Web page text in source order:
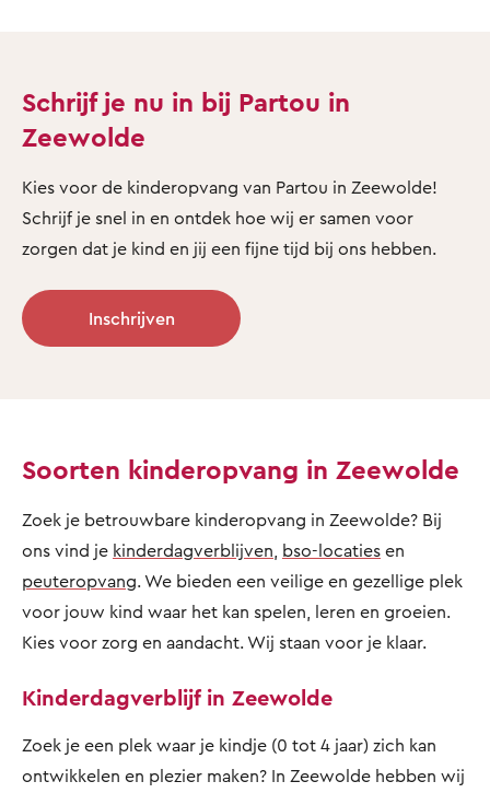
Schrijf je nu in bij Partou in
Zeewolde
Kies voor de kinderopvang van Partou in Zeewolde!
Schrijf je snel in en ontdek hoe wij er samen voor
zorgen dat je kind en jij een fijne tijd bij ons hebben.
Inschrijven
Soorten kinderopvang in Zeewolde
Zoek je betrouwbare kinderopvang in Zeewolde? Bij
ons vind je kinderdagverblijven bso-locaties en
peuteropvang. We bieden een veilige en gezellige plek
voor jouw kind waar het kan spelen, leren en groeien.
Kies voor zorg en aandacht. Wij staan voor je klaar.
Kinderdagverblijf in Zeewolde
Zoek je een plek waar je kindje (0 tot 4 jaar) zich kan
ontwikkelen en plezier maken? In Zeewolde hebben wij